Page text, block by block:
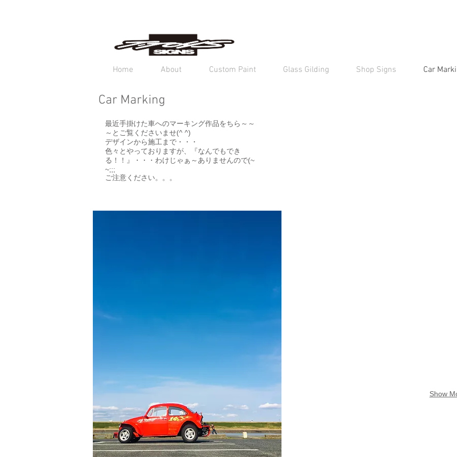
Home About Custom Paint Glass Gilding Shop Signs Car
Car Marking
最近手掛けた車へのマーキング作品をちら～～
～とご覧くださいませ(^ ^)
デザインから施工まで・・・
色々とやっておりますが、『なんでもでき
る！！』・・・わけじゃぁ～ありませんので(~
~;;;
​ご注意ください。。。
Show